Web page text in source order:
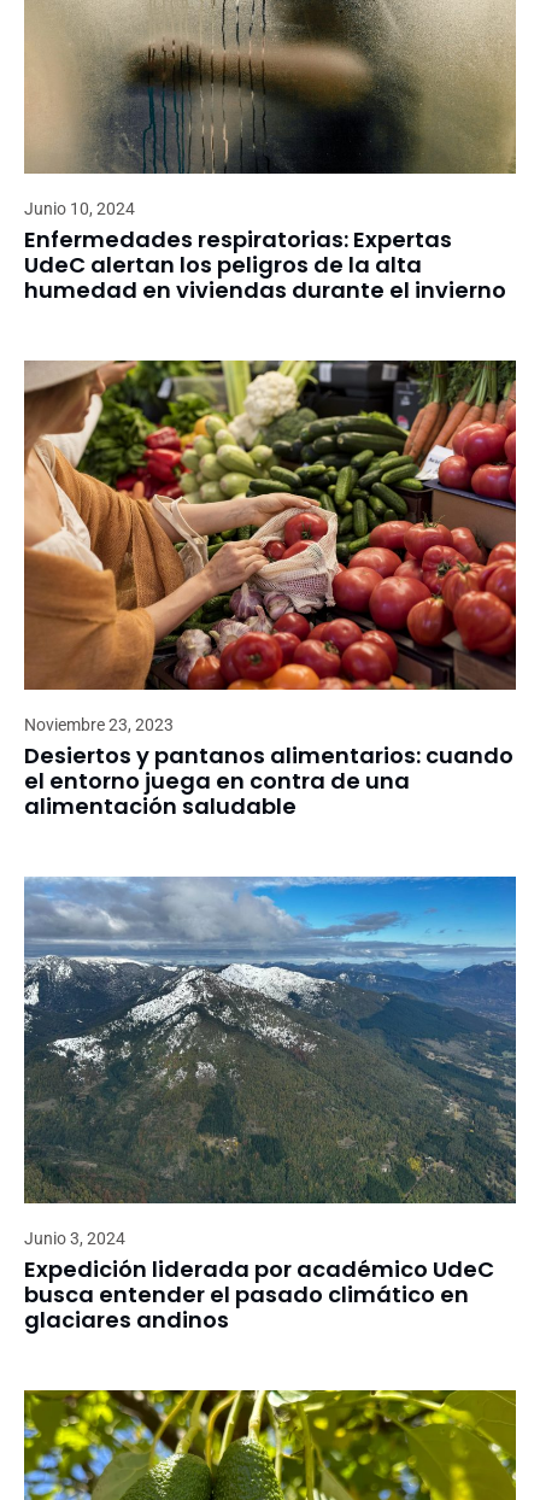
Junio 10, 2024
Enfermedades respiratorias: Expertas
UdeC alertan los peligros de la alta
humedad en viviendas durante el invierno
Noviembre 23, 2023
Desiertos y pantanos alimentarios: cuando
el entorno juega en contra de una
alimentación saludable
Junio 3, 2024
Expedición liderada por académico UdeC
busca entender el pasado climático en
glaciares andinos